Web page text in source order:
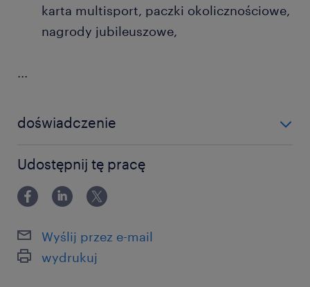
karta multisport, paczki okolicznościowe,
nagrody jubileuszowe,
...
doświadczenie
Udostępnij tę pracę
Wyślij przez e-mail
wydrukuj